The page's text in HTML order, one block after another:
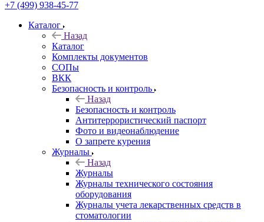
+7 (499) 938-45-77
Каталог
Назад
Каталог
Комплекты документов
СОПы
ВКК
Безопасность и контроль
Назад
Безопасность и контроль
Антитеррористический паспорт
Фото и видеонаблюдение
О запрете курения
Журналы
Назад
Журналы
Журналы технического состояния
оборудования
Журналы учета лекарственных средств в
стоматологии